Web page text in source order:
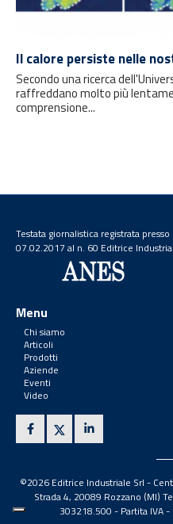
Il calore persiste nelle
Secondo una ricerca
raffreddano molto più
comprensione...
Testata giornalistica registrata
07.02.2017 al n. 60 Editrice
Menu
Chi siamo
Articoli
Prodotti
Aziende
Eventi
Video
©2026 Editrice Industriale Srl -
Strada 4, 20089 Rozzano (MI)
303218.500 - Partita IVA-